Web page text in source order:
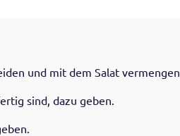
und mit dem Salat vermengen.
sind, dazu geben.